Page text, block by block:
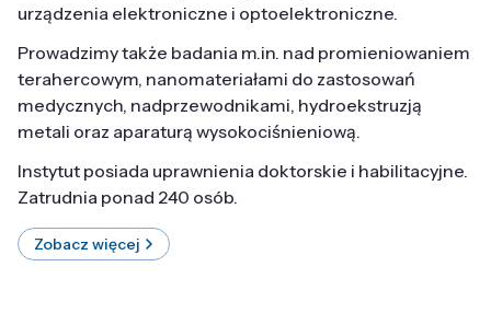
urządzenia elektroniczne i optoelektroniczne.
Prowadzimy także badania m.in. nad promieniowaniem
terahercowym, nanomateriałami do zastosowań
medycznych, nadprzewodnikami, hydroekstruzją
metali oraz aparaturą wysokociśnieniową.
Instytut posiada uprawnienia doktorskie i habilitacyjne.
Zatrudnia ponad 240 osób.
Zobacz więcej